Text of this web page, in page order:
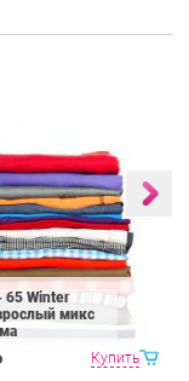
Купить
65 Winter
микс